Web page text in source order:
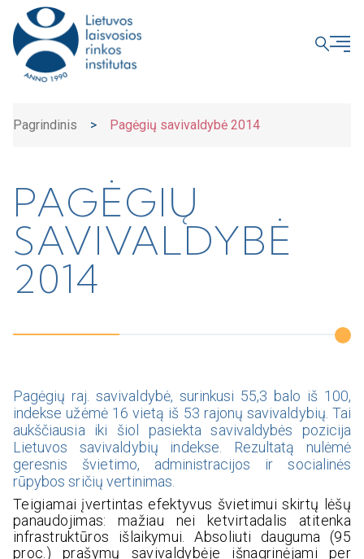
Pagrindinis > Pagėgių savivaldybė 2014
PAGĖGIŲ
SAVIVALDYBĖ
2014
Pagėgių raj. savivaldybė, surinkusi 55,3 balo iš 100,
indekse užėmė 16 vietą iš 53 rajonų savivaldybių. Tai
aukščiausia iki šiol pasiekta savivaldybės pozicija
Lietuvos savivaldybių indekse. Rezultatą nulėmė
geresnis švietimo, administracijos ir socialinės
rūpybos sričių vertinimas.
Teigiamai įvertintas efektyvus švietimui skirtų lėšų
panaudojimas: mažiau nei ketvirtadalis atitenka
infrastruktūros išlaikymui. Absoliuti dauguma (95
proc.) prašymų savivaldybėje išnagrinėjami per
UŽDARYTI